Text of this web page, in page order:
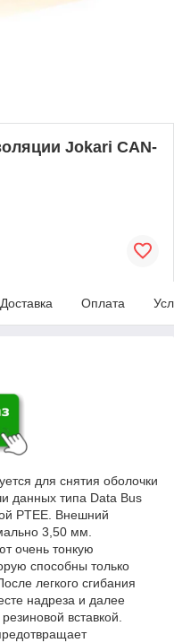
Jokari CAN-
Доставка Оплата
для снятия оболочки
данных типа Data Bus
PTEE. Внешний
3,50 мм.
очень тонкую
способны только
легкого сгибания
надреза и далее
вставкой.